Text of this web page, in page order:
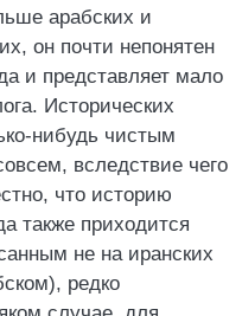
арабских и
он почти непонятен
и представляет мало
Исторических
нибудь чистым
вследствие чего
что историю
также приходится
не на иранских
редко